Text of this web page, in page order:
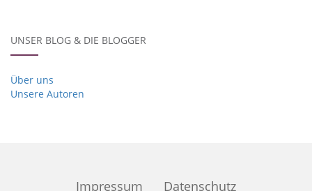
UNSER BLOG & DIE BLOGGER
Über uns
Unsere Autoren
Impressum Datenschutz